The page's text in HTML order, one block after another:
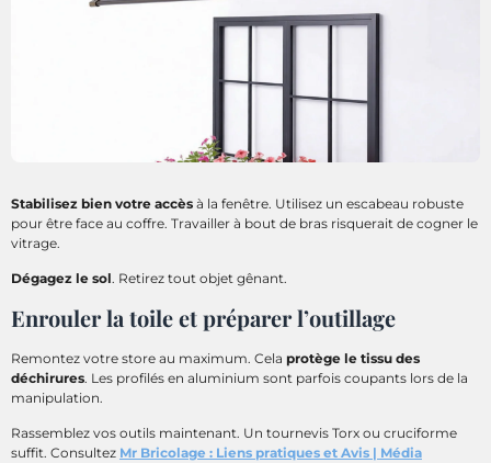
Stabilisez bien votre accès à la fenêtre. Utilisez un escabeau robuste
pour être face au coffre. Travailler à bout de bras risquerait de cogner le
vitrage.
Dégagez le sol. Retirez tout objet gênant.
Enrouler la toile et préparer l’outillage
Remontez votre store au maximum. Cela protège le tissu des
déchirures. Les profilés en aluminium sont parfois coupants lors de la
manipulation.
Rassemblez vos outils maintenant. Un tournevis Torx ou cruciforme
suffit. Consultez Mr Bricolage : Liens pratiques et Avis | Média